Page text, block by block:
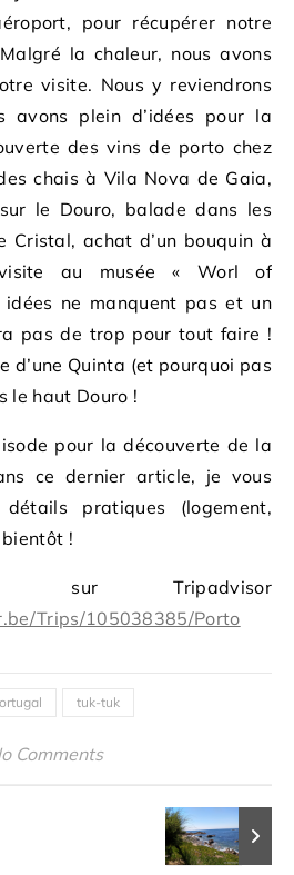
pour récupérer notre
la chaleur, nous avons
visite. Nous y reviendrons
avons plein d’idées pour la
des vins de porto chez
chais à Vila Nova de Gaia,
le Douro, balade dans les
Cristal, achat d’un bouquin à
au musée « Worl of
idées ne manquent pas et un
pas de trop pour tout faire !
d’une Quinta (et pourquoi pas
le haut Douro !
pour la découverte de la
ce dernier article, je vous
pratiques (logement,
!
sur Tripadvisor
Trips/105038385/Porto
tuk-tuk
Comments